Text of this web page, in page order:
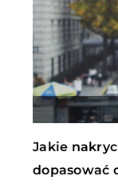
Jakie
dopasować